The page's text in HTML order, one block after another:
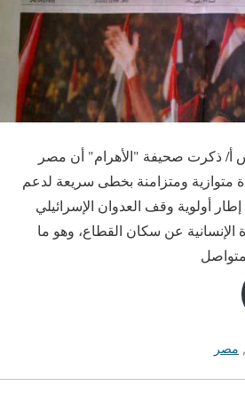
مارس /أ ش أ/ ذكرت صحيفة "الأهرام" أن مصر
ومتزامنة بخطى سريعة لدعم
أولوية وقف العدوان الإسرائيلي
الإنسانية عن سكان القطاع، وهو ما
, مصر